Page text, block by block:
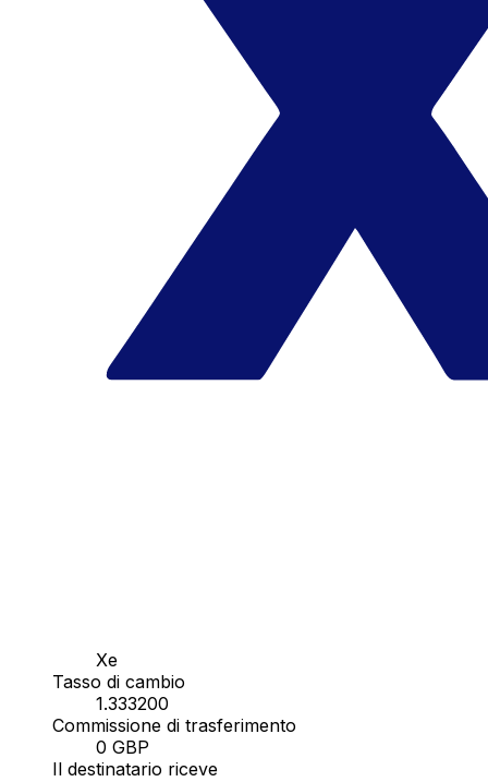
Xe
Tasso di cambio
1.333200
Commissione di trasferimento
0 GBP
Il destinatario riceve